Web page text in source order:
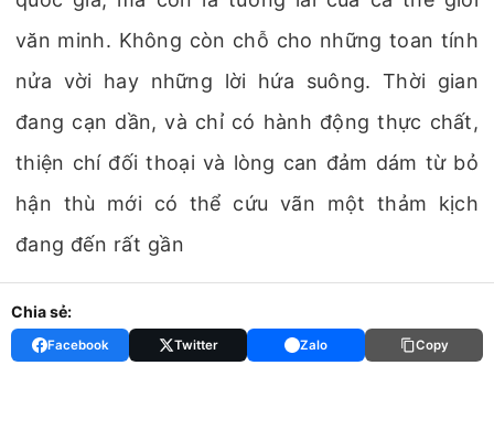
văn minh. Không còn chỗ cho những toan tính
nửa vời hay những lời hứa suông. Thời gian
đang cạn dần, và chỉ có hành động thực chất,
thiện chí đối thoại và lòng can đảm dám từ bỏ
hận thù mới có thể cứu vãn một thảm kịch
đang đến rất gần
Chia sẻ:
Facebook Twitter Zalo Copy